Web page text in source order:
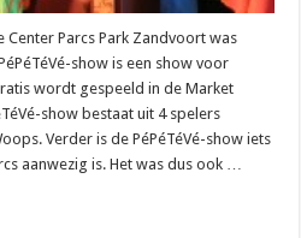
Parcs Park Zandvoort was
show is een show voor
wordt gespeeld in de Market
show bestaat uit 4 spelers
Verder is de PéPéTéVé-show iets
aanwezig is. Het was dus ook …